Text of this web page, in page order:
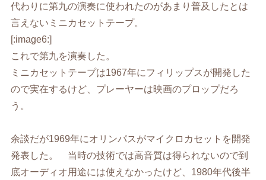
代わりに第九の演奏に使われたのがあまり普及したとは
言えないミニカセットテープ。
[:image6:]
これで第九を演奏した。
ミニカセットテープは1967年にフィリップスが開発した
ので実在するけど、プレーヤーは映画のプロップだろ
う。
余談だが1969年にオリンパスがマイクロカセットを開発
発表した。 当時の技術では高音質は得られないので到
底オーディオ用途には使えなかったけど、1980年代後半